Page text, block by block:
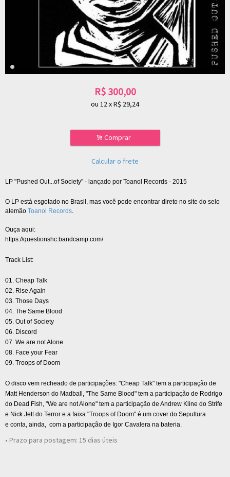
R$ 300,00
ou 12xR$ 29,24
. Comprar
Calcular o frete
LP "Pushed Out...of Society" - lançado por Toanol Records - 2015
O LP está esgotado no Brasil, mas você pode encontrar direto no site do selo
alemão Toanol Records.
Ouça aqui:
https://questionshc.bandcamp.com/
Track List:
01. Cheap Talk
02. Rise Again
03. Those Days
04. The Same Blood
05. Out of Society
06. Discord
07. We are not Alone
08. Face your Fear
09. Troops of Doom
O disco vem recheado de participações: "Cheap Talk" tem a participação de
Matt Henderson do Madball, "The Same Blood" tem a participação de Rodrigo
do Dead Fish, "We are not Alone" tem a participação de Andrew Kline do Strife
e Nick Jett do Terror e a faixa "Troops of Doom" é um cover do Sepultura
e conta, ainda, com a participação de Igor Cavalera na bateria.
• Prazo para postagem: 15 dias úteis